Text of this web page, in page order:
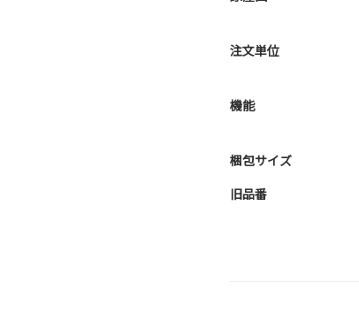
注文単位
機能
梱包サイズ
旧品番